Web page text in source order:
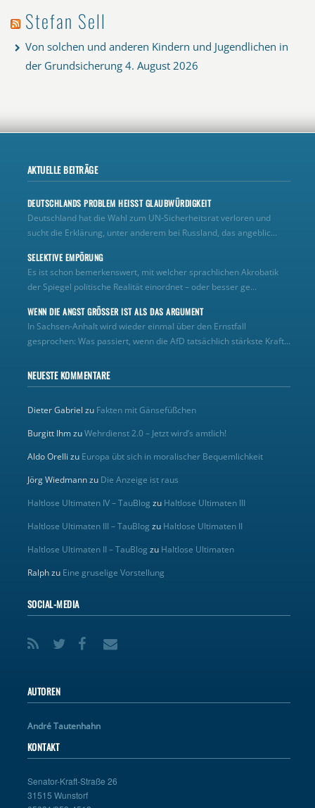
Stefan Sell
Von solchen und anderen Kindern und Jugendlichen in
der Grundsicherung 4. August 2026
AKTUELLE BEITRÄGE
DEUTSCHLANDS PROBLEM HEISST GLAUBWÜRDIGKEIT
Deutschland hat die Wahl zum UN‑Sicherheitsrat verloren und
sucht die Erklärung, unter anderem bei Russland, das angeblic...
SELEKTIVE EMPÖRUNG
Es ist schon bemerkenswert, mit welcher sprachlichen Akrobatik
der Spiegel politische Realität einordnet – oder besser ge...
WENN DIE ANGST GRÖSSER IST ALS DAS ARGUMENT
In Sachsen-Anhalt wird wieder einmal über den Ernstfall
gesprochen: Was passiert, wenn die AfD tatsächlich stärkste Kraft...
NEUESTE KOMMENTARE
Dieter Gabriel zu Fakten mit Gänsefüßchen
Burgitt IhmzuWehrdienst 2.0 – Jetzt wird’s amtlich!
Aldo Orelli zu Europa übt sich in moralischer Bequemlichkeit
Jörg Wiedmannzu Die Anzeige ist raus
Haltlose Ultimaten IV – TauBlog zu Haltlose Ultimaten III
Haltlose Ultimaten III – TauBlog zu Haltlose Ultimaten II
Haltlose Ultimaten II – TauBlog zu Haltlose Ultimaten
Ralphzu Eine gruselige Vorstellung
SOCIAL-MEDIA
AUTOREN
André Tautenhahn
KONTAKT
Senator-Kraft-Straße 26
31515 Wunstorf